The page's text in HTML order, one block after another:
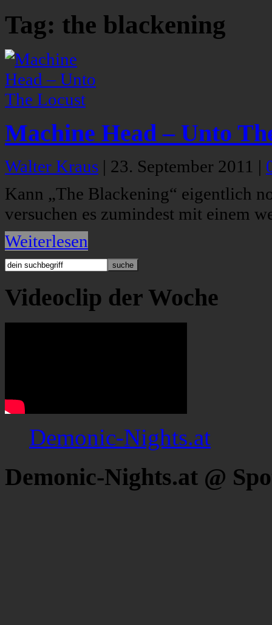
Tag: the blackening
Machine Head – Unto
Walter Kraus | 23. September 2011 |
Kann „The Blackening“ eigentlich
versuchen es zumindest mit einem
Weiterlesen
Videoclip der Woche
Demonic-Nights.at
Demonic-Nights.at @